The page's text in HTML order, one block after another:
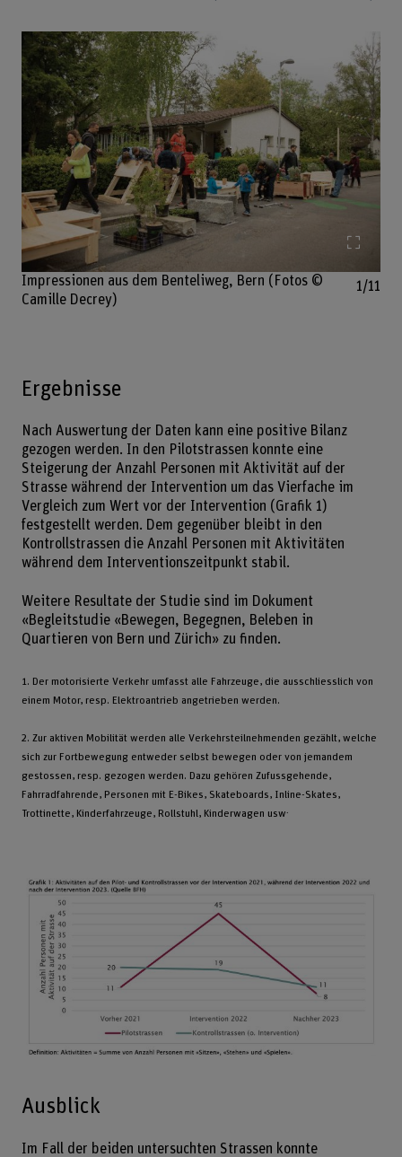
Impressionen aus dem Benteliweg, Bern (Fotos ©
Camille Decrey)
1/11
Ergebnisse
Nach Auswertung der Daten kann eine positive Bilanz
gezogen werden. In den Pilotstrassen konnte eine
Steigerung der Anzahl Personen mit Aktivität auf der
Strasse während der Intervention um das Vierfache im
Vergleich zum Wert vor der Intervention (Grafik 1)
festgestellt werden. Dem gegenüber bleibt in den
Kontrollstrassen die Anzahl Personen mit Aktivitäten
während dem Interventionszeitpunkt stabil.
Weitere Resultate der Studie sind im Dokument
«Begleitstudie «Bewegen, Begegnen, Beleben in
Quartieren von Bern und Zürich» zu finden.
1. Der motorisierte Verkehr umfasst alle Fahrzeuge, die ausschliesslich von
einem Motor, resp. Elektroantrieb angetrieben werden.
2. Zur aktiven Mobilität werden alle Verkehrsteilnehmenden gezählt, welche
sich zur Fortbewegung entweder selbst bewegen oder von jemandem
gestossen, resp. gezogen werden. Dazu gehören Zufussgehende,
Fahrradfahrende, Personen mit E-Bikes, Skateboards, Inline-Skates,
Trottinette, Kinderfahrzeuge, Rollstuhl, Kinderwagen usw.
Ausblick
Im Fall der beiden untersuchten Strassen konnte